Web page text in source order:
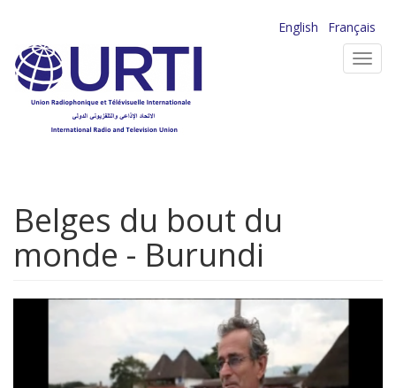
contenu
principal
English
Français
Belges du bout du
monde - Burundi